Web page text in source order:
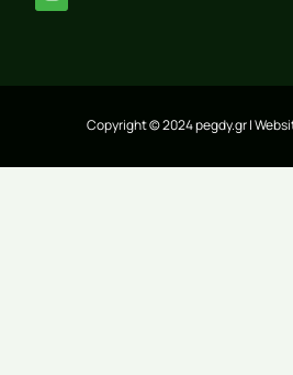
Copyright © 2024 pegdy.gr |